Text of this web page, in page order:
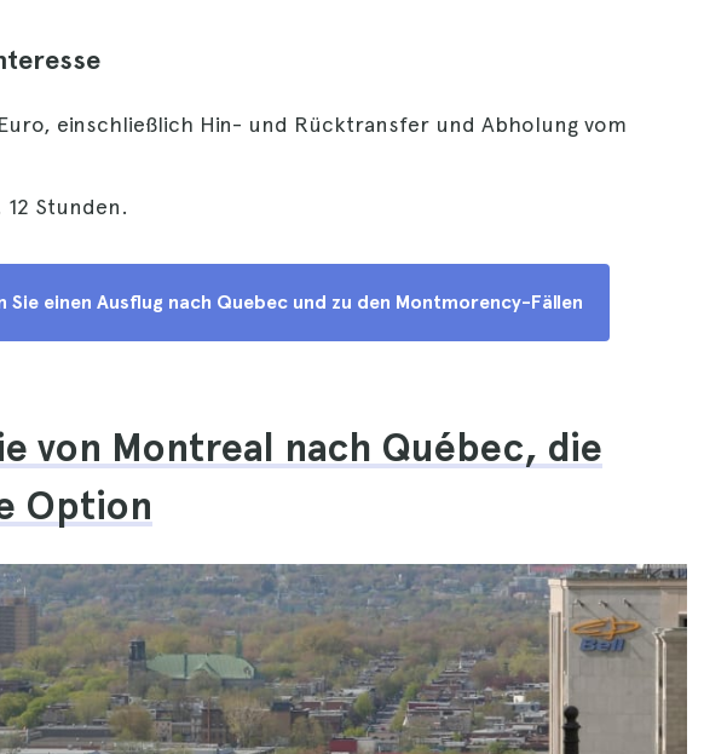
einschließlich Hin- und Rücktransfer und Abholung vom
12 Stunden.
Sie einen Ausflug nach Quebec und zu den Montmorency-Fällen
von Montreal nach Québec, die
Option